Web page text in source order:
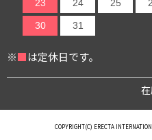
23 24 25
30 31
※■は定休日です。
COPYRIGHT(C) ERECTA